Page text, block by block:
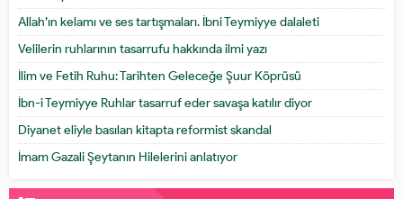
Allah’ın kelamı ve ses tartışmaları. İbni Teymiyye dalaleti
Velilerin ruhlarının tasarrufu hakkında ilmi yazı
İlim ve Fetih Ruhu: Tarihten Geleceğe Şuur Köprüsü
İbn-i Teymiyye Ruhlar tasarruf eder savaşa katılır diyor
Diyanet eliyle basılan kitapta reformist skandal
İmam Gazali Şeytanın Hilelerini anlatıyor